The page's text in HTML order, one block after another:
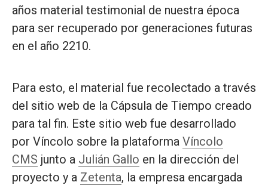
años material testimonial de nuestra época
para ser recuperado por generaciones futuras
en el año 2210.
Para esto, el material fue recolectado a través
del sitio web de la Cápsula de Tiempo creado
para tal fin. Este sitio web fue desarrollado
por Víncolo sobre la plataforma Víncolo
CMS junto a Julián Gallo en la dirección del
proyecto y a Zetenta, la empresa encargada